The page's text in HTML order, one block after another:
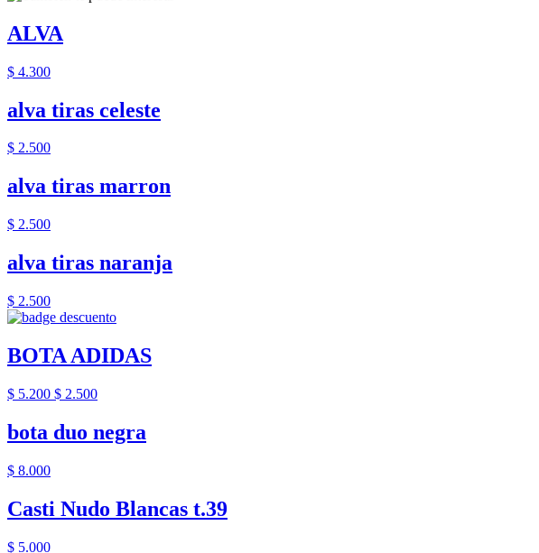
ALVA
$ 4.300
alva tiras celeste
$ 2.500
alva tiras marron
$ 2.500
alva tiras naranja
$ 2.500
BOTA ADIDAS
$ 5.200 $ 2.500
bota duo negra
$ 8.000
Casti Nudo Blancas t.39
$ 5.000